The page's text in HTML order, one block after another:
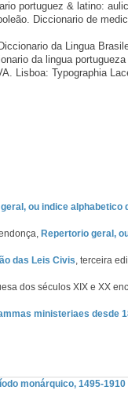
portuguez & latino:
Diccionario de
da Lingua
da lingua
Lisboa: Typographia
ou indice alphabetico
Repertorio geral,
das Leis Civis, terceira
dos séculos XIX e XX
ministeriaes desde
monárquico, 1495-1910